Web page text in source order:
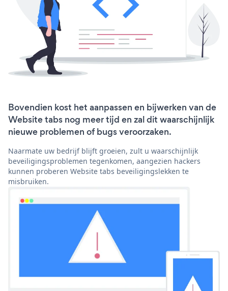
Bovendien kost het aanpassen en bijwerken van de
Website tabs nog meer tijd en zal dit waarschijnlijk
nieuwe problemen of bugs veroorzaken.
Naarmate uw bedrijf blijft groeien, zult u waarschijnlijk
beveiligingsproblemen tegenkomen, aangezien hackers
kunnen proberen Website tabs beveiligingslekken te
misbruiken.